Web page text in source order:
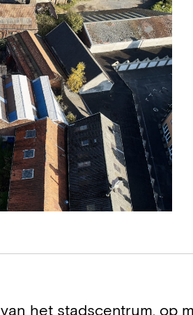
het stadscentrum, op